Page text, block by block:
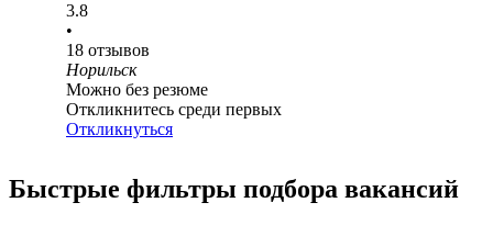
3.8
•
18 отзывов
Норильск
Можно без резюме
Откликнитесь среди первых
Откликнуться
Быстрые фильтры подбора вакансий